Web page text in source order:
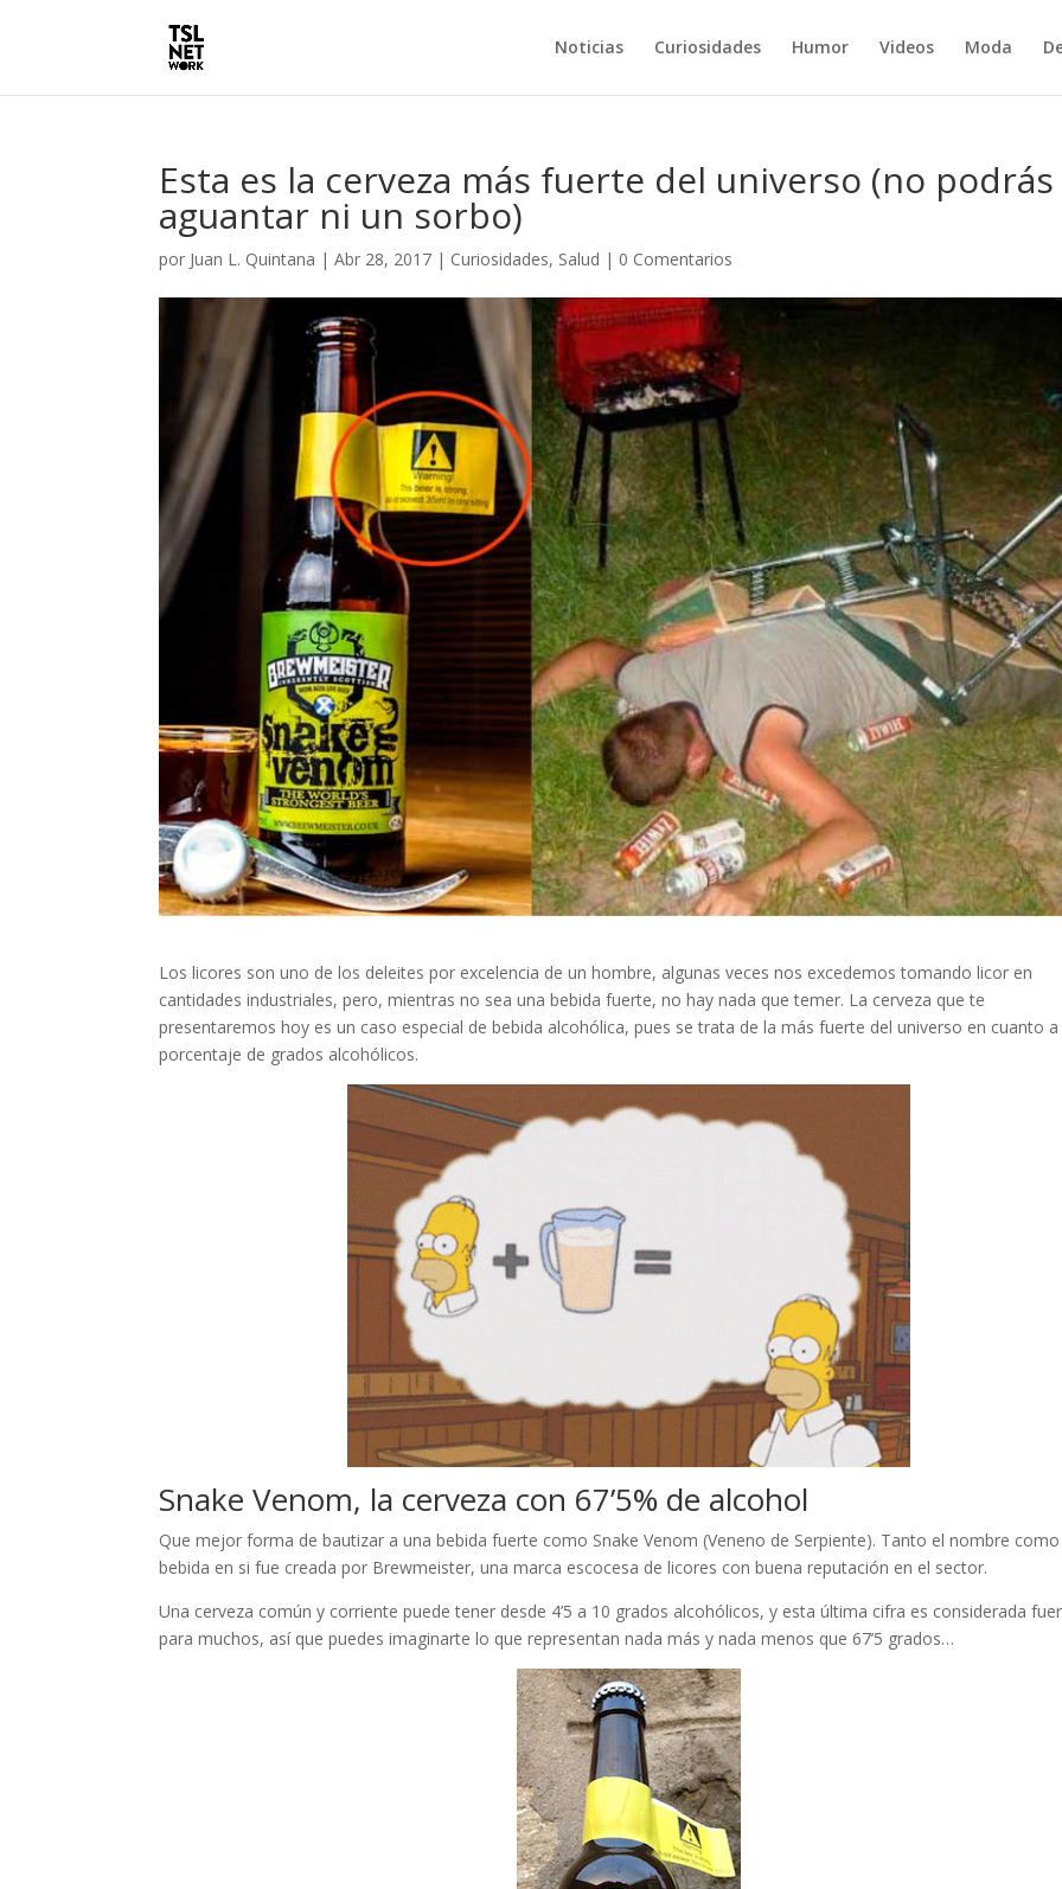
Noticias Curiosidades Humor Videos Moda
Esta es la cerveza más fuerte del universo (no podrás
aguantar ni un sorbo)
por Juan L. Quintana |Abr 28, 2017 | Curiosidades, Salud | 0 Comentarios
Los licores son uno de los deleites por excelencia de un hombre, algunas veces nos excedemos tomando licor en
cantidades industriales, pero, mientras no sea una bebida fuerte, no hay nada que temer. La cerveza que te
presentaremos hoy es un caso especial de bebida alcohólica, pues se trata de la más fuerte del universo en cuanto a
porcentaje de grados alcohólicos.
Snake Venom, la cerveza con 67’5% de alcohol
Que mejor forma de bautizar a una bebida fuerte como Snake Venom (Veneno de Serpiente). Tanto el nombre
bebida en si fue creada por Brewmeister, una marca escocesa de licores con buena reputación en el sector.
Una cerveza común y corriente puede tener desde 4’5 a 10 grados alcohólicos, y esta última cifra es considerada
para muchos, así que puedes imaginarte lo que representan nada más y nada menos que 67’5 grados…